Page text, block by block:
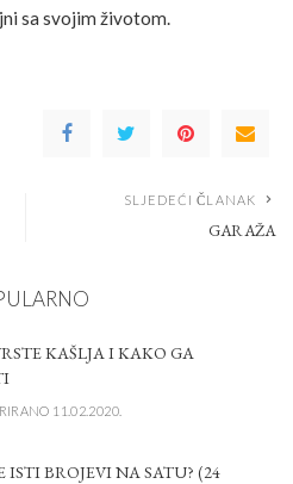
sa svojim životom.
SLJEDEĆI ČLANAK
GARAŽA
KAŠLJA I KAKO GA
11.02.2020.
ISTI BROJEVI NA SATU? (24